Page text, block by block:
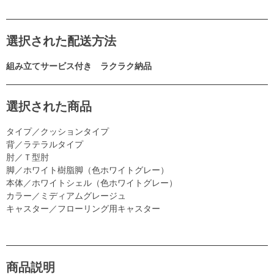
選択された配送方法
組み立てサービス付き ラクラク納品
選択された商品
タイプ／クッションタイプ
背／ラテラルタイプ
肘／Ｔ型肘
脚／ホワイト樹脂脚（色ホワイトグレー）
本体／ホワイトシェル（色ホワイトグレー）
カラー／ミディアムグレージュ
キャスター／フローリング用キャスター
商品説明